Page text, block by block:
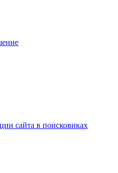
сайта в поисковиках